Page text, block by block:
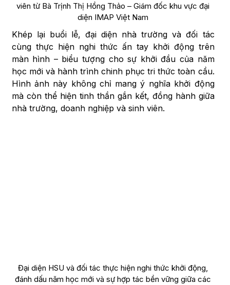
viên từ Bà Trịnh Thị Hồng Thảo – Giám đốc khu vực đại
diện IMAP Việt Nam
Khép lại buổi lễ, đại diện nhà trường và đối tác
cùng thực hiện nghi thức ấn tay khởi động trên
màn hình – biểu tượng cho sự khởi đầu của năm
học mới và hành trình chinh phục tri thức toàn cầu.
Hình ảnh này không chỉ mang ý nghĩa khởi động
mà còn thể hiện tinh thần gắn kết, đồng hành giữa
nhà trường, doanh nghiệp và sinh viên.
Đại diện HSU và đối tác thực hiện nghi thức khởi động,
đánh dấu năm học mới và sự hợp tác bền vững giữa các